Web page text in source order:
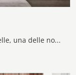
Con questa sedia Vanilla Calligaris in pelle, una delle nostre sedute fisse design, potrai arricchire i tuoi interni.